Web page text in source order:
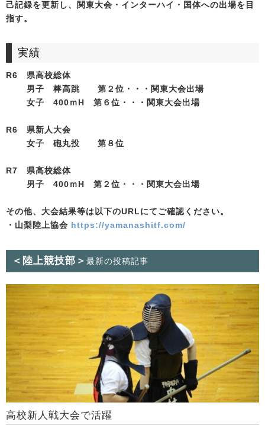
己記録を更新し、関東大会・インターハイ・国体への出場を目
指す。
実績
R6 県高校総体
男子 棒高跳 第２位・・・関東大会出場
女子 400ｍH 第６位・・・関東大会出場
R6 県新人大会
女子 砲丸投 第８位
R7 県高校総体
男子 400ｍH 第２位・・・関東大会出場
その他、大会結果等は以下のURLにてご確認ください。
・山梨陸上協会 https://yamanashitf.com/
＜陸上競技部＞ 最新の投稿記事
高校新人戦大会で活躍